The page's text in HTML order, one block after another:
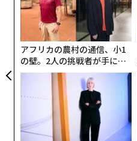
アフリカの農村の通信、小1
の壁。2人の挑戦者が手にし
た「次なる武器」